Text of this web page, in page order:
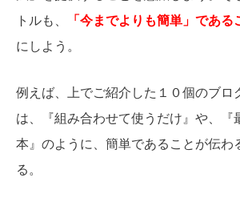
トルも、
「今までよりも簡単」である
にしよう。
例えば、上でご紹介した１０個のブロ
は、『組み合わせて使うだけ』や、『
本』のように、簡単であることが伝わ
る。